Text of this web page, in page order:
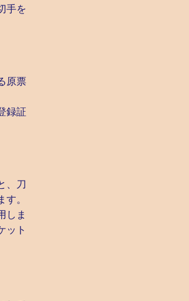
手を
原票
録証
、刀
。
しま
ット